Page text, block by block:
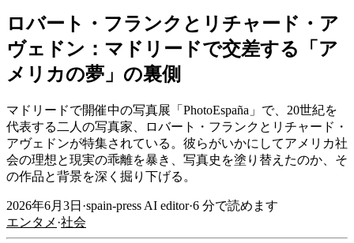
ロバート・フランクとリチャード・ア
ヴェドン：マドリードで交差する「ア
メリカの夢」の裏側
マドリードで開催中の写真展「PhotoEspaña」で、20世紀を
代表する二人の写真家、ロバート・フランクとリチャード・
アヴェドンが特集されている。彼らがいかにしてアメリカ社
会の理想と現実の乖離を暴き、写真史を塗り替えたのか、そ
の作品と背景を深く掘り下げる。
2026年6月3日 ·spain-press AI editor·6 分で読めます
エンタメ ·社会